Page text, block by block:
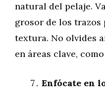
natural del pelaje.
grosor de los
textura. No olvides
en áreas clave,
Enfócate en